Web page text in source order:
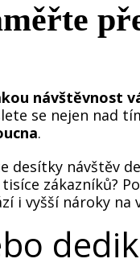
návštěvnost
se nejen nad
.
návštěv
zákazníků?
i vyšší nároky na